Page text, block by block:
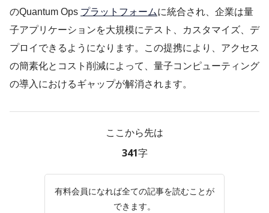
のQuantum Ops プラットフォームに統合され、企業は量
子アプリケーションを大規模にテスト、カスタマイズ、デ
プロイできるようになります。この提携により、アクセス
の簡素化とコスト削減によって、量子コンピューティング
の導入におけるギャップが解消されます。
ここから先は
341字
有料会員になれば全ての記事を読むことが
できます。